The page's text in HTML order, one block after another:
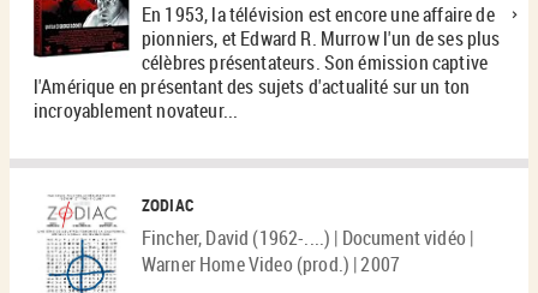
En 1953, la télévision est encore une affaire de
pionniers, et Edward R. Murrow l'un de ses plus
célèbres présentateurs. Son émission captive
l'Amérique en présentant des sujets d'actualité sur un ton
incroyablement novateur...
ZODIAC
Fincher, David (1962-....) | Document vidéo |
Warner Home Video (prod.) | 2007